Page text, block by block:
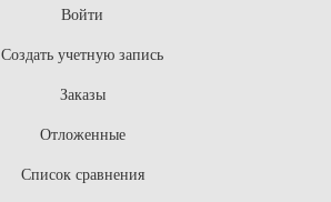
Войти
Создать учетную запись
Заказы
Отложенные
Список сравнения